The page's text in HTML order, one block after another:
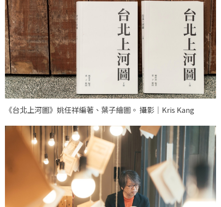
《台北上河圖》姚任祥編著、葉子繪圖。 攝影｜Kris Kang